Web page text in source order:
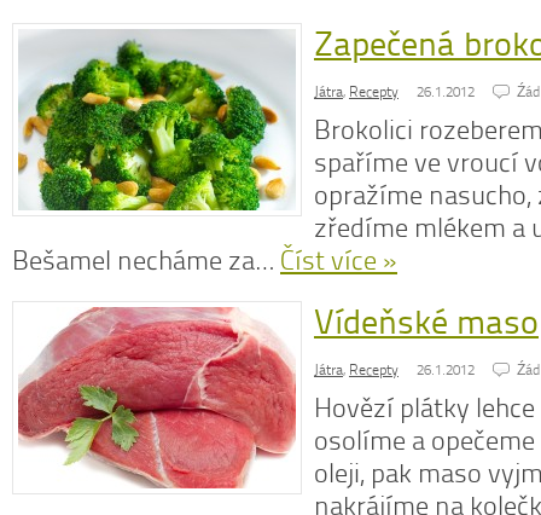
Zapečená
Játra, Recepty 26.1.2012
Brokolici
spaříme ve vroucí
opražíme
zředíme mlékem a
Bešamel necháme za… Číst více »
Vídeňské maso
Játra, Recepty 26.1.2012
Hovězí plátky
osolíme a
oleji, pak maso
nakrájíme na